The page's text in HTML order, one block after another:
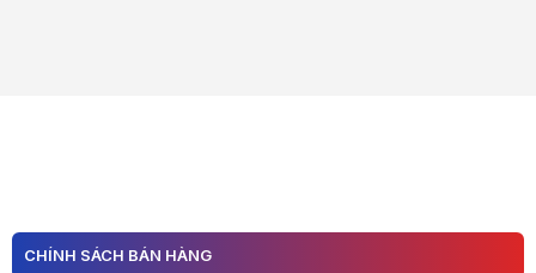
CHÍNH SÁCH BÁN HÀNG